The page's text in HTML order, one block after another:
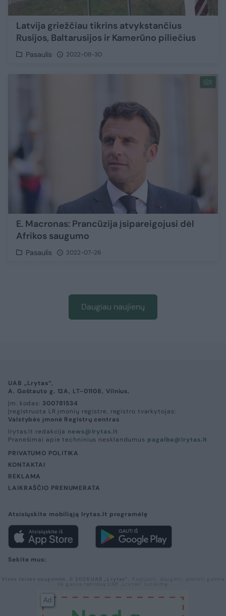
Latvija griežčiau tikrins atvykstančius
Rusijos, Baltarusijos ir Kamerūno piliečius
Pasaulis 2022-08-30
1
E. Macronas: Prancūzija įsipareigojusi dėl
Afrikos saugumo
Pasaulis 2022-07-26
Daugiau naujienų
UAB „Lrytas“,
A. Goštauto g. 12A, LT-01108, Vilnius.
Įm. kodas: 300781534
Įregistruota LR įmonių registre, registro tvarkytojas:
Valstybės įmonė Registrų centras
lrytas.lt redakcija news@lrytas.lt
Pranešimai apie techninius nesklandumus pagalba@lrytas.lt
PRIVATUMO POLITIKA
KONTAKTAI
REKLAMA
LAIKRAŠČIO PRENUMERATA
Atsisiųskite mobiliąją lrytas.lt programėlę
Sekite mus:
Ad